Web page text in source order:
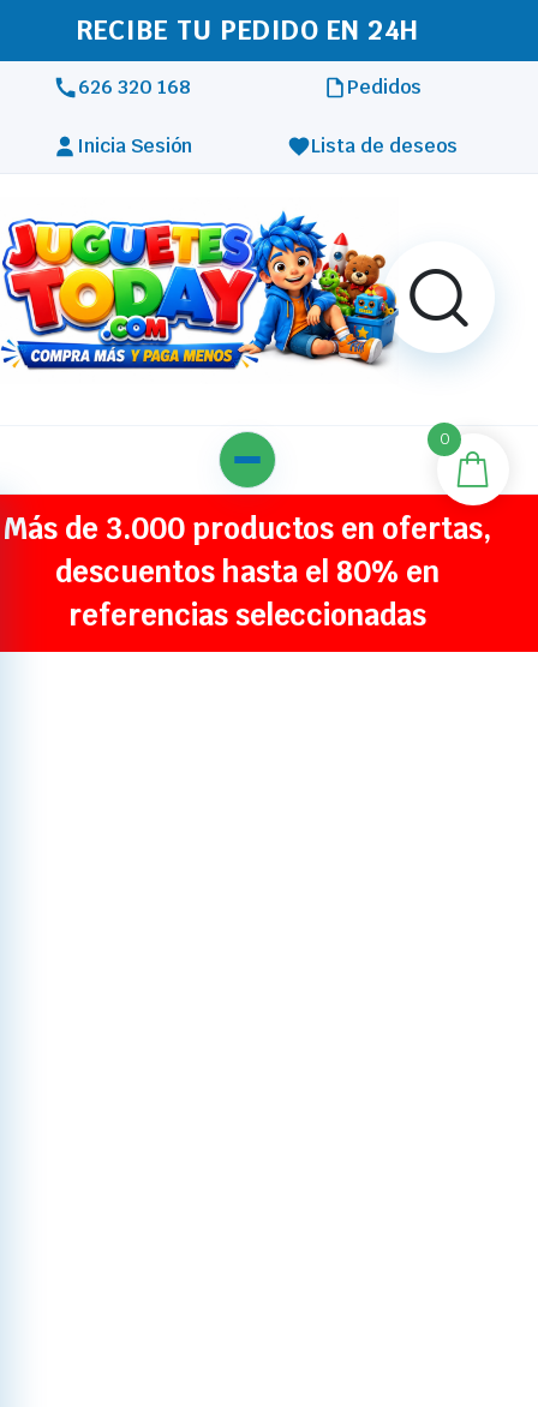
RECIBE TU PEDIDO EN 24H
626 320 168 Pedidos
Inicia Sesión Lista de deseos
Más de 3.000 productos en ofertas,
descuentos hasta el 80% en
referencias seleccionadas
0